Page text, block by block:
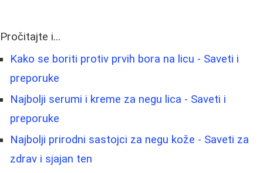
Pročitajte i...
Kako se boriti protiv prvih bora na licu - Saveti i
preporuke
Najbolji serumi i kreme za negu lica - Saveti i
preporuke
Najbolji prirodni sastojci za negu kože - Saveti za
zdrav i sjajan ten